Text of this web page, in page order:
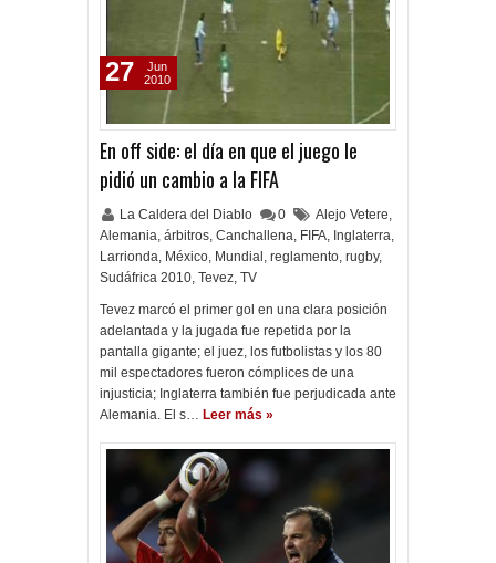
En off side: el día en que el juego le
pidió un cambio a la FIFA
La Caldera del Diablo 0 Alejo Vetere,
Alemania, árbitros, Canchallena, FIFA, Inglaterra,
Larrionda, México, Mundial , reglamento, rugby,
Sudáfrica 2010, Tevez, TV
Tevez marcó el primer gol en una clara posición
adelantada y la jugada fue repetida por la
pantalla gigante; el juez, los futbolistas y los 80
mil espectadores fueron cómplices de una
injusticia; Inglaterra también fue perjudicada ante
Alemania. El s… Leer más »
27
Jun
2010